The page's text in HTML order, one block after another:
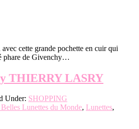
cette grande pochette en cuir qui
phare de Givenchy…
THIERRY LASRY
Under: SHOPPING
Lunettes du Monde, Lunettes,